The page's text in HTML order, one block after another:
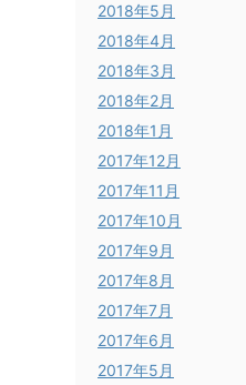
2018年5月
2018年4月
2018年3月
2018年2月
2018年1月
2017年12月
2017年11月
2017年10月
2017年9月
2017年8月
2017年7月
2017年6月
2017年5月